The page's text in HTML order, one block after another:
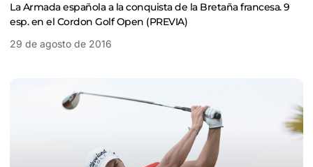
La Armada española a la conquista de la Bretaña francesa. 9
esp. en el Cordon Golf Open (PREVIA)
29 de agosto de 2016